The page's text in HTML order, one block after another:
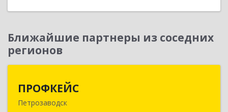
Ближайшие партнеры из соседних
регионов
ПРОФКЕЙС
Петрозаводск
185035, Карелия Респ, Петрозаводск г, Красная